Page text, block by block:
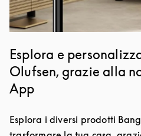
Esplora e
Olufsen, grazie alla
App
Esplora i diversi prodotti